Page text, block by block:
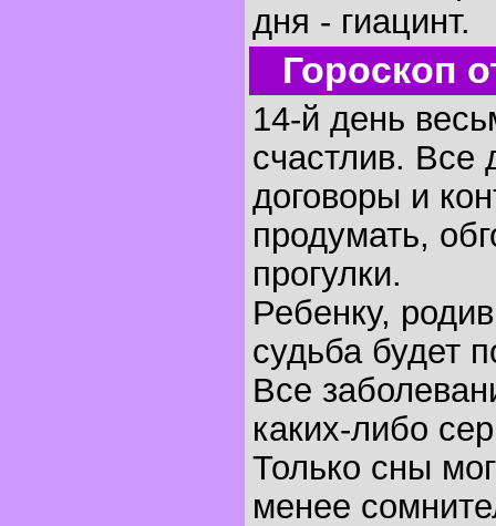
дня - гиацинт.
Гороскоп
14-й день
счастлив. Все
договоры и
продумать,
прогулки.
Ребенку,
судьба будет
Все
каких-либо
Только сны
менее